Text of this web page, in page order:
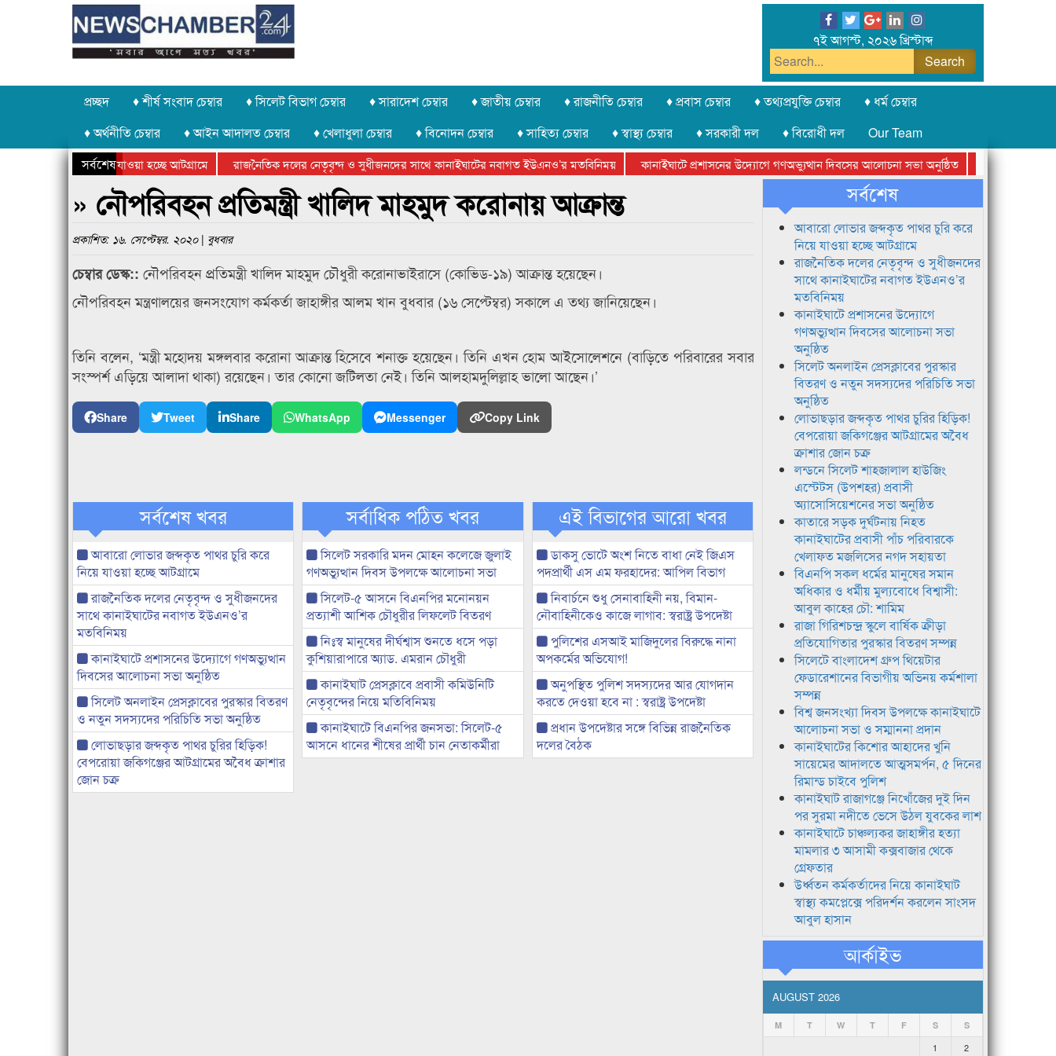
৭ই আগস্ট, ২০২৬ খ্রিস্টাব্দ
প্রচ্ছদ ♦ শীর্ষ সংবাদ চেম্বার ♦ সিলেট বিভাগ চেম্বার ♦ সারাদেশ চেম্বার ♦ জাতীয় চেম্বার ♦ রাজনীতি চেম্বার ♦ প্রবাস চেম্বার ♦ তথ্যপ্রযুক্তি চেম্বার
♦ ধর্ম চেম্বার
♦ অর্থনীতি চেম্বার
♦ আইন আদালত চেম্বার ♦ খেলাধুলা চেম্বার ♦ বিনোদন চেম্বার ♦ সাহিত্য চেম্বার ♦ স্বাস্থ্য চেম্বার ♦ সরকারী দল ♦ বিরোধী দল
Our Team
সর্বশেষ
চুরি করে নিয়ে যাওয়া হচ্ছে আটগ্রামে রাজনৈতিক দলের নেতৃবৃন্দ ও সুধীজনদের সাথে কানাইঘাটের নবাগত ইউএনও’র মতবিনিময় কানাইঘাটে প্রশাসনের উদ্যোগে গণঅভ্যুত্থান দিবসের আলোচনা সভা অনুষ্ঠিত
সিলেট অনলাইন
ক্রীড়া প্রতিযোগিতার পুরস্কার বিতরণ সম্পন্ন
সিলেটে বাংলাদেশ গ্রুপ থিয়েটার ফেডারেশানের বিভাগীয় অভিনয় কর্মশালা সম্পন্ন
» নৌপরিবহন প্রতিমন্ত্রী খালিদ মাহমুদ করোনায় আক্রান্ত
প্রকাশিত: ১৬. সেপ্টেম্বর. ২০২০ | বুধবার
চেম্বার ডেস্ক:: নৌপরিবহন প্রতিমন্ত্রী খালিদ মাহমুদ চৌধুরী করোনাভাইরাসে (কোভিড-১৯) আক্রান্ত হয়েছেন।
নৌপরিবহন মন্ত্রণালয়ের জনসংযোগ কর্মকর্তা জাহাঙ্গীর আলম খান বুধবার (১৬ সেপ্টেম্বর) সকালে এ তথ্য জানিয়েছেন।
তিনি বলেন, ‘মন্ত্রী মহোদয় মঙ্গলবার করোনা আক্রান্ত হিসেবে শনাক্ত হয়েছেন। তিনি এখন হোম আইসোলেশনে (বাড়িতে পরিবারের সবার
সংস্পর্শ এড়িয়ে আলাদা থাকা) রয়েছেন। তার কোনো জটিলতা নেই। তিনি আলহামদুলিল্লাহ ভালো আছেন।’
Share Tweet Share WhatsApp Messenger Copy Link
সর্বশেষ খবর
আবারো লোভার জব্দকৃত পাথর চুরি করে
নিয়ে যাওয়া হচ্ছে আটগ্রামে
রাজনৈতিক দলের নেতৃবৃন্দ ও সুধীজনদের
সাথে কানাইঘাটের নবাগত ইউএনও’র
মতবিনিময়
কানাইঘাটে প্রশাসনের উদ্যোগে গণঅভ্যুত্থান
দিবসের আলোচনা সভা অনুষ্ঠিত
সিলেট অনলাইন প্রেসক্লাবের পুরস্কার বিতরণ
ও নতুন সদস্যদের পরিচিতি সভা অনুষ্ঠিত
লোভাছড়ার জব্দকৃত পাথর চুরির হিড়িক!
বেপরোয়া জকিগঞ্জের আটগ্রামের অবৈধ ক্রাশার
জোন চক্র
সর্বাধিক পঠিত খবর
সিলেট সরকারি মদন মোহন কলেজে জুলাই
গণঅভ্যুত্থান দিবস উপলক্ষে আলোচনা সভা
সিলেট-৫ আসনে বিএনপির মনোনয়ন
প্রত্যাশী আশিক চৌধুরীর লিফলেট বিতরণ
নিঃস্ব মানুষের দীর্ঘশ্বাস শুনতে ধসে পড়া
কুশিয়ারাপারে অ্যাড. এমরান চৌধুরী
কানাইঘাট প্রেসক্লাবে প্রবাসী কমিউনিটি
নেতৃবৃন্দের নিয়ে মতিবিনিময়
কানাইঘাটে বিএনপির জনসভা: সিলেট-৫
আসনে ধানের শীষের প্রার্থী চান নেতাকর্মীরা
এই বিভাগের আরো খবর
ডাকসু ভোটে অংশ নিতে বাধা নেই জিএস
পদপ্রার্থী এস এম ফরহাদের: আপিল বিভাগ
নিবার্চনে শুধু সেনাবাহিনী নয়, বিমান-
নৌবাহিনীকেও কাজে লাগাব: স্বরাষ্ট্র উপদেষ্টা
পুলিশের এসআই মাজিদুলের বিরুদ্ধে নানা
অপকর্মের অভিযোগ!
অনুপস্থিত পুলিশ সদস্যদের আর যোগদান
করতে দেওয়া হবে না : স্বরাষ্ট্র উপদেষ্টা
প্রধান উপদেষ্টার সঙ্গে বিভিন্ন রাজনৈতিক
দলের বৈঠক
সর্বশেষ
আবারো লোভার জব্দকৃত পাথর চুরি করে
নিয়ে যাওয়া হচ্ছে আটগ্রামে
রাজনৈতিক দলের নেতৃবৃন্দ ও সুধীজনদের
সাথে কানাইঘাটের নবাগত ইউএনও’র
মতবিনিময়
কানাইঘাটে প্রশাসনের উদ্যোগে
গণঅভ্যুত্থান দিবসের আলোচনা সভা
অনুষ্ঠিত
সিলেট অনলাইন প্রেসক্লাবের পুরস্কার
বিতরণ ও নতুন সদস্যদের পরিচিতি সভা
অনুষ্ঠিত
লোভাছড়ার জব্দকৃত পাথর চুরির হিড়িক!
বেপরোয়া জকিগঞ্জের আটগ্রামের অবৈধ
ক্রাশার জোন চক্র
লন্ডনে সিলেট শাহজালাল হাউজিং
এস্টেটস (উপশহর) প্রবাসী
অ্যাসোসিয়েশনের সভা অনুষ্ঠিত
কাতারে সড়ক দুর্ঘটনায় নিহত
কানাইঘাটের প্রবাসী পাঁচ পরিবারকে
খেলাফত মজলিসের নগদ সহায়তা
বিএনপি সকল ধর্মের মানুষের সমান
অধিকার ও ধর্মীয় মুল্যবোধে বিশ্বাসী:
আবুল কাহের চৌ: শামিম
রাজা গিরিশচন্দ্র স্কুলে বার্ষিক ক্রীড়া
প্রতিযোগিতার পুরস্কার বিতরণ সম্পন্ন
সিলেটে বাংলাদেশ গ্রুপ থিয়েটার
ফেডারেশানের বিভাগীয় অভিনয় কর্মশালা
সম্পন্ন
বিশ্ব জনসংখ্যা দিবস উপলক্ষে কানাইঘাটে
আলোচনা সভা ও সম্মাননা প্রদান
কানাইঘাটের কিশোর আহাদের খুনি
সায়েমের আদালতে আত্মসমর্পন, ৫ দিনের
রিমান্ড চাইবে পুলিশ
কানাইঘাট রাজাগঞ্জে নিখোঁজের দুই দিন
পর সুরমা নদীতে ভেসে উঠল যুবকের লাশ
কানাইঘাটে চাঞ্চল্যকর জাহাঙ্গীর হত্যা
মামলার ৩ আসামী কক্সবাজার থেকে
গ্রেফতার
উর্ধ্বতন কর্মকর্তাদের নিয়ে কানাইঘাট
স্বাস্থ্য কমপ্লেক্সে পরিদর্শন করলেন সাংসদ
আবুল হাসান
আর্কাইভ
AUGUST 2026
M T W T F S S
1
2